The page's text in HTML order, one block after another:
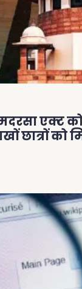
एक्ट
छात्रों को